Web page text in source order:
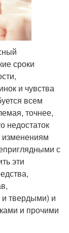
сроки
и чувства
всем
точнее,
недостаток
с
эти
твердыми) и
и прочими